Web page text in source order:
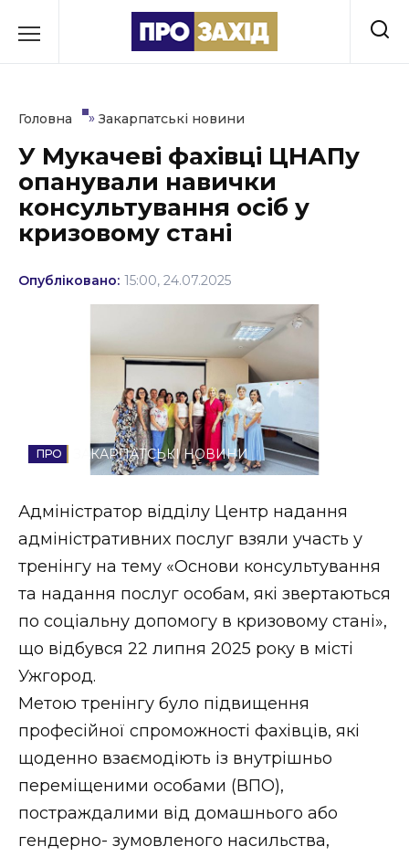
до
Культура
Освіта
Політика
Соціум
Стиль життя
Втрачений Ужгород
Втрачений Ужгород (відеоверсія)
ЗАКАРПАТСЬКІ НОВИНИ
НОВИНИ ЗАХІДНОЇ УКРАЇНИ
ФОТО
ВІДЕО
Головна » Закарпатські новини
У Мукачеві фахівці ЦНАПу
опанували навички
консультування осіб у
кризовому стані
Опубліковано: 15:00, 24.07.2025
ЗАКАРПАТСЬКІ НОВИНИ
Адміністратор відділу Центр надання
адміністративних послуг взяли участь у
тренінгу на тему «Основи консультування
та надання послуг особам, які звертаються
по соціальну допомогу в кризовому стані»,
що відбувся 22 липня 2025 року в місті
Ужгород.
Метою тренінгу було підвищення
професійної спроможності фахівців, які
щоденно взаємодіють із внутрішньо
переміщеними особами (ВПО),
постраждалими від домашнього або
гендерно- зумовленого насильства,